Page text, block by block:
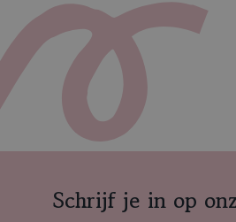
Schrijf je in op